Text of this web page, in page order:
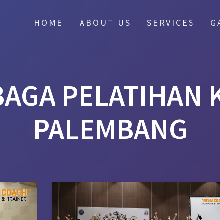
HOME ABOUT US SERVICES
PELATIHAN
PALEMBANG